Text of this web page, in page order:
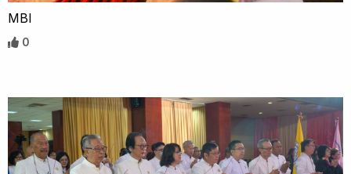
MBI
0